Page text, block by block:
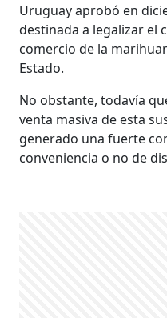
Uruguay aprobó en
destinada a legalizar el
comercio de la
Estado.
No obstante, todavía
venta masiva de esta
generado una fuerte
conveniencia o no de